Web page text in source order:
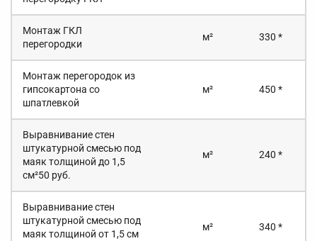
Монтаж ГКЛ
перегородки
м² 330 *
Монтаж перегородок из
гипсокартона со
шпатлевкой
м² 450 *
Выравнивание стен
штукатурной смесью под
маяк толщиной до 1,5
см²50 руб.
м² 240 *
Выравнивание стен
штукатурной смесью под
маяк толщиной от 1,5 см
м² 340 *